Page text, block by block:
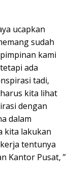
ucapkan
sudah
kami
ada
tadi,
kita lihat
dengan
dalam
kita lakukan
tentunya
Kantor Pusat, ”